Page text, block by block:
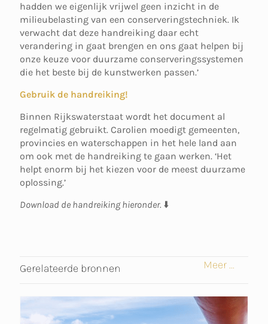
hadden we eigenlijk vrijwel geen inzicht in de
milieubelasting van een conserveringstechniek. Ik
verwacht dat deze handreiking daar echt
verandering in gaat brengen en ons gaat helpen bij
onze keuze voor duurzame conserveringssystemen
die het beste bij de kunstwerken passen.’
Gebruik de handreiking!
Binnen Rijkswaterstaat wordt het document al
regelmatig gebruikt. Carolien moedigt gemeenten,
provincies en waterschappen in het hele land aan
om ook met de handreiking te gaan werken. ‘Het
helpt enorm bij het kiezen voor de meest duurzame
oplossing.’
Download de handreiking hieronder. ⬇️
Gerelateerde bronnen Meer ...